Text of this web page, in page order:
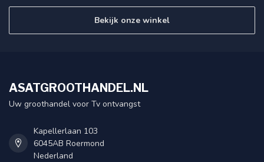
Bekijk onze winkel
ASATGROOTHANDEL.NL
Uw groothandel voor Tv ontvangst
Kapellerlaan 103
6045AB Roermond
Nederland